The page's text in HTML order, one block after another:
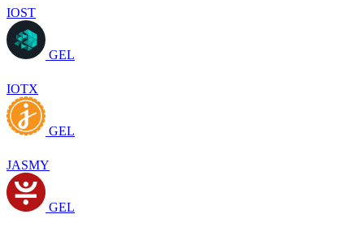
IOST
GEL
IOTX
GEL
JASMY
GEL